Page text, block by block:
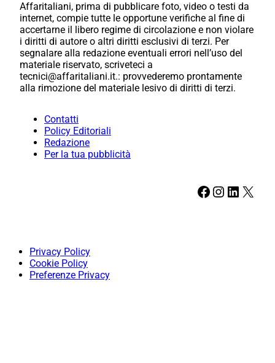
Affaritaliani, prima di pubblicare foto, video o testi da
internet, compie tutte le opportune verifiche al fine di
accertarne il libero regime di circolazione e non violare
i diritti di autore o altri diritti esclusivi di terzi. Per
segnalare alla redazione eventuali errori nell’uso del
materiale riservato, scriveteci a
tecnici@affaritaliani.it.: provvederemo prontamente
alla rimozione del materiale lesivo di diritti di terzi.
Contatti
Policy Editoriali
Redazione
Per la tua pubblicità
Facebook Instagram LinkedIn X
Privacy Policy
Cookie Policy
Preferenze Privacy